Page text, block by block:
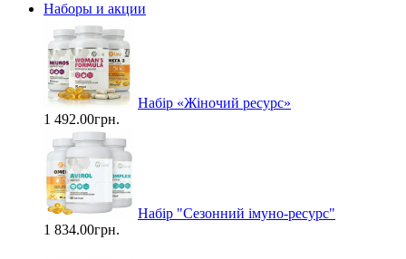
Наборы и акции
Набір «Жіночий ресурс»
1 492.00грн.
Набір "Сезонний імуно-ресурс"
1 834.00грн.